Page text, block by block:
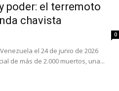
poder: el terremoto
chavista
0
el 24 de junio de 2026
de más de 2.000 muertos, una...